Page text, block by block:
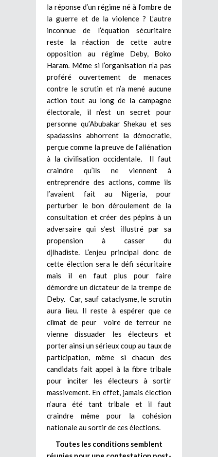
la réponse d’un régime né à l’ombre de
la guerre et de la violence ? L’autre
inconnue de l’équation sécuritaire
reste la réaction de cette autre
opposition au régime Deby, Boko
Haram. Même si l’organisation n’a pas
proféré ouvertement de menaces
contre le scrutin et n’a mené aucune
action tout au long de la campagne
électorale, il n’est un secret pour
personne qu’Abubakar Shekau et ses
spadassins abhorrent la démocratie,
perçue comme la preuve de l’aliénation
à la civilisation occidentale. Il faut
craindre qu’ils ne viennent à
entreprendre des actions, comme ils
l’avaient fait au Nigeria, pour
perturber le bon déroulement de la
consultation et créer des pépins à un
adversaire qui s’est illustré par sa
propension à casser du
djihadiste. L’enjeu principal donc de
cette élection sera le défi sécuritaire
mais il en faut plus pour faire
démordre un dictateur de la trempe de
Deby. Car, sauf cataclysme, le scrutin
aura lieu. Il reste à espérer que ce
climat de peur voire de terreur ne
vienne dissuader les électeurs et
porter ainsi un sérieux coup au taux de
participation, même si chacun des
candidats fait appel à la fibre tribale
pour inciter les électeurs à sortir
massivement. En effet, jamais élection
n’aura été tant tribale et il faut
craindre même pour la cohésion
nationale au sortir de ces élections.
Toutes les conditions semblent